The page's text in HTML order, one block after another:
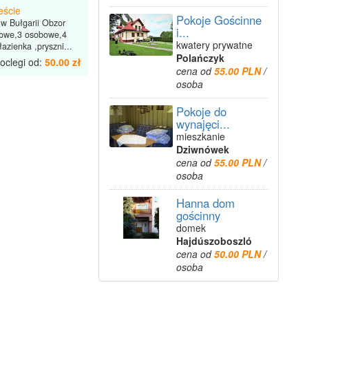
Bułgarii Obzor
osobowe,4
,pryszni...
od: 50.00 zł
Pokoje Gościnne
i...
kwatery prywatne
Polańczyk
cena od55.00 PLN/
osoba
Pokoje do
wynajęci...
mieszkanie
Dziwnówek
cena od55.00 PLN/
osoba
Hanna dom
gościnny
domek
Hajdúszoboszló
cena od50.00 PLN/
osoba